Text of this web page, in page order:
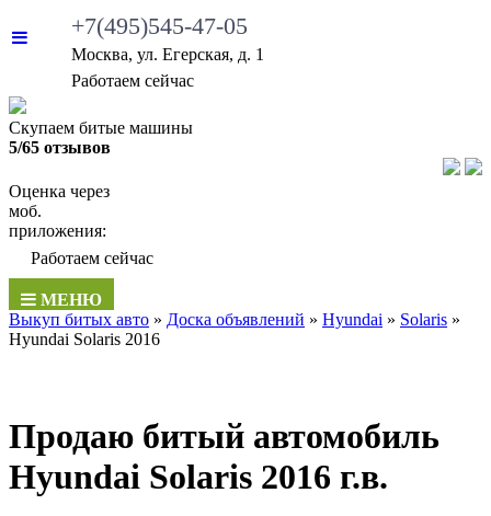
+7(495)545-47-05
Москва, ул. Егерская, д. 1
Работаем сейчас
Скупаем битые машины
5/65 отзывов
Оценка через
моб.
приложения:
Работаем сейчас
МЕНЮ
Выкуп битых авто » Доска объявлений » Hyundai » Solaris »
Hyundai Solaris 2016
Продаю битый автомобиль
Hyundai Solaris 2016 г.в.